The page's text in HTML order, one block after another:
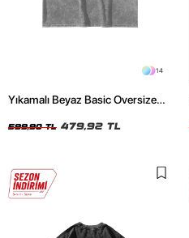
14
Yıkamalı Beyaz Basic Oversize
599,90 TL 479,92 TL